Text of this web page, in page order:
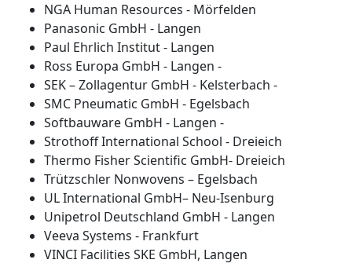
NGA Human Resources - Mörfelden
Panasonic GmbH - Langen
Paul Ehrlich Institut - Langen
Ross Europa GmbH - Langen -
SEK – Zollagentur GmbH - Kelsterbach -
SMC Pneumatic GmbH - Egelsbach
Softbauware GmbH - Langen -
Strothoff International School - Dreieich
Thermo Fisher Scientific GmbH- Dreieich
Trützschler Nonwovens – Egelsbach
UL International GmbH– Neu-Isenburg
Unipetrol Deutschland GmbH - Langen
Veeva Systems - Frankfurt
VINCI Facilities SKE GmbH, Langen